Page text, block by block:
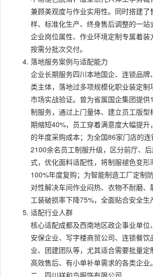
兼顾美观度与作业实用性。同时搭建了
样、标准化生产、终身售后调整的一
企业岗位属性、作业环境定制专属着
按需分批次交付。
落地服务案例与适配能力
企业长期服务四川本地国企、连锁品
类主体，落地过多项规模化职业装定制
市场实战验证。曾为省属国企集团提供
制服务，通过上门量体、建立员工版型
期缩短40%，员工穿着满意度大幅提
的年度采购成本；为全国86家门店的
2100余名员工制服升级，区分前厅、
式，优化面料适配性，将制服褪色变形
100%年度复购；为智能制造工厂定制
对性解决车间作业闷热、衣物不耐磨
工装破损率下降75%，全面贴合安全生
适配行业人群
核心适配成都及西南地区政企事业单位
安保企业、写字楼商贸公司、连锁餐
业、团建团队等，尤其适合需要批量
高效售后、有小单补单需求的各类企业。
二、四川祥和鸟服饰有限公司